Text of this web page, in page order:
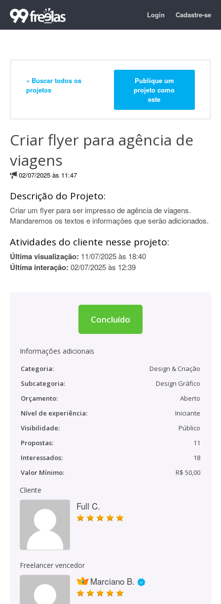
Login Cadastre-se
« Buscar todos os
projetos
Publique um
projeto como
este
Criar flyer para agência de
viagens
02/07/2025 às 11:47
Descrição do Projeto:
Criar um flyer para ser impresso de agência de viagens.
Mandaremos os textos e informações que serão adicionados.
Atividades do cliente nesse projeto:
Última visualização: 11/07/2025 às 18:40
Última interação: 02/07/2025 às 12:39
Concluído
Informações adicionais
Categoria:
Design & Criação
Subcategoria:
Design Gráfico
Orçamento:
Aberto
Nível de experiência:
Iniciante
Visibilidade:
Público
Propostas:
11
Interessados:
18
Valor Mínimo:
R$ 50,00
Cliente
Full C.
Freelancer vencedor
Marciano B.